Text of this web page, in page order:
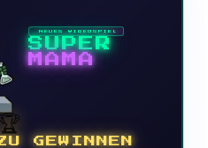
NEUES VIDEOSPIEL
SUPER
MAMA
GEWINNEN